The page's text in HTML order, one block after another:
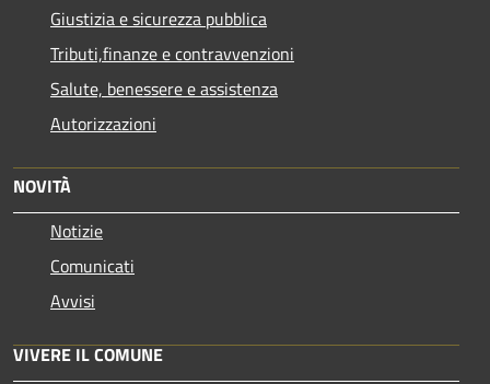
Giustizia e sicurezza pubblica
Tributi,finanze e contravvenzioni
Salute, benessere e assistenza
Autorizzazioni
NOVITÀ
Notizie
Comunicati
Avvisi
VIVERE IL COMUNE